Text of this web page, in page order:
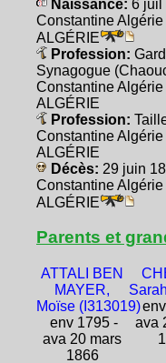
Naissance: 6 juil
Constantine
ALGÉRIE
Profession:
Synagogue
Constantine
ALGÉRIE
Profession:
Constantine
ALGÉRIE
Décès: 29 juin
Constantine
ALGÉRIE
Parents et
ATTALI BEN
MAYER,
Moïse (I313019)
env 1795 -
ava 20 mars
1866
env
ava